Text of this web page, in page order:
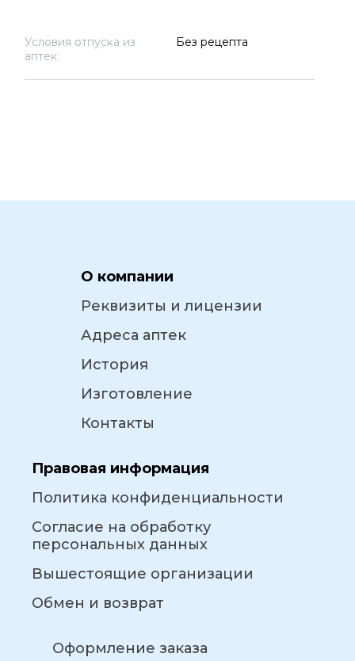
Условия отпуска из
аптек:
Без рецепта
О компании
Реквизиты и лицензии
Адреса аптек
История
Изготовление
Контакты
Правовая информация
Политика конфиденциальности
Согласие на обработку
персональных данных
Вышестоящие организации
Обмен и возврат
Оформление заказа